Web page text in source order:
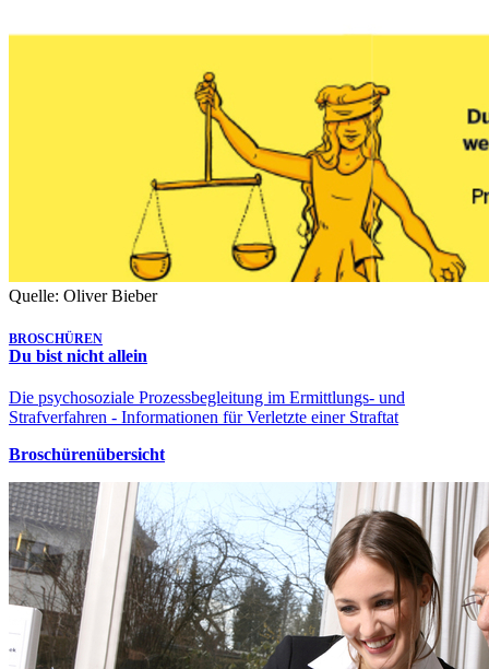
Quelle: Oliver Bieber
BROSCHÜREN
Du bist nicht allein
Die psychosoziale Prozessbegleitung im Ermittlungs- und
Strafverfahren - Informationen für Verletzte einer Straftat
Broschürenübersicht